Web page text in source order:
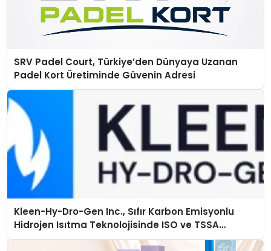
SRV Padel Court, Türkiye’den Dünyaya Uzanan
Padel Kort Üretiminde Güvenin Adresi
Kleen-Hy-Dro-Gen Inc., Sıfır Karbon Emisyonlu
Hidrojen Isıtma Teknolojisinde ISO ve TSSA
Düzenleyici Onaylarını Aldı